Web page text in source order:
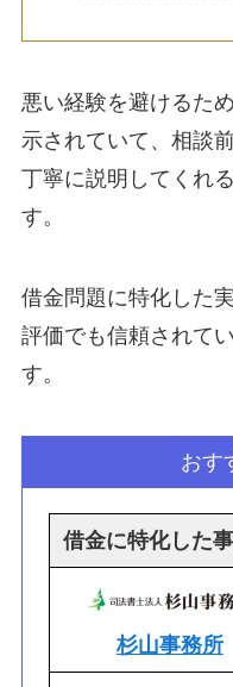
悪い経験を避けるた
示されていて、相談
丁寧に説明してくれ
す。
借金問題に特化した
評価でも信頼されて
す。
おす
借金に特化した
杉山事務所